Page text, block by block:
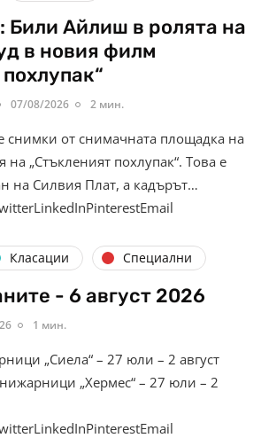
Били Айлиш в ролята на
в новия филм
07/08/2026 2 мин.
снимки от снимачната площадка на
на „Стъкленият похлупак“. Това е
на Силвия Плат, а кадърът…
Класации Специални
- 6 август 2026
1 мин.
„Сиела“ – 27 юли – 2 август
„Хермес“ – 27 юли – 2